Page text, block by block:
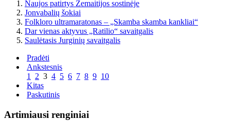
Naujos patirtys Žemaitijos sostinėje
Jonvabalių šokiai
Folkloro ultramaratonas – „Skamba skamba kankliai“
Dar vienas aktyvus „Ratilio“ savaitgalis
Saulėtasis Jurginių savaitgalis
Pradėti
Ankstesnis
1 2 3 4 5 6 7 8 9 10
Kitas
Paskutinis
Artimiausi renginiai